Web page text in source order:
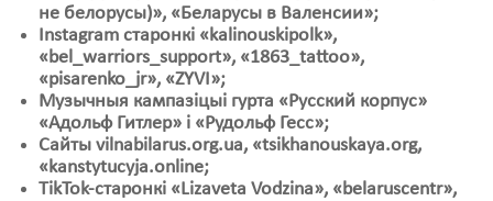
не белорусы)», «Беларусы в Валенсии»;
Instagram старонкі «kalinouskipolk»,
«bel_warriors_support», «1863_tattoo»,
«pisarenko_jr», «ZYVI»;
Музычныя кампазіцыі гурта «Русский корпус»
«Адольф Гитлер» і «Рудольф Гесс»;
Сайты vilnabilarus.оrg.uа, «tsikhanouskaya.оrg,
«kanstytucyja.оnlinе;
TikTok-старонкі «Lizaveta Vodzina», «belaruscentr»,